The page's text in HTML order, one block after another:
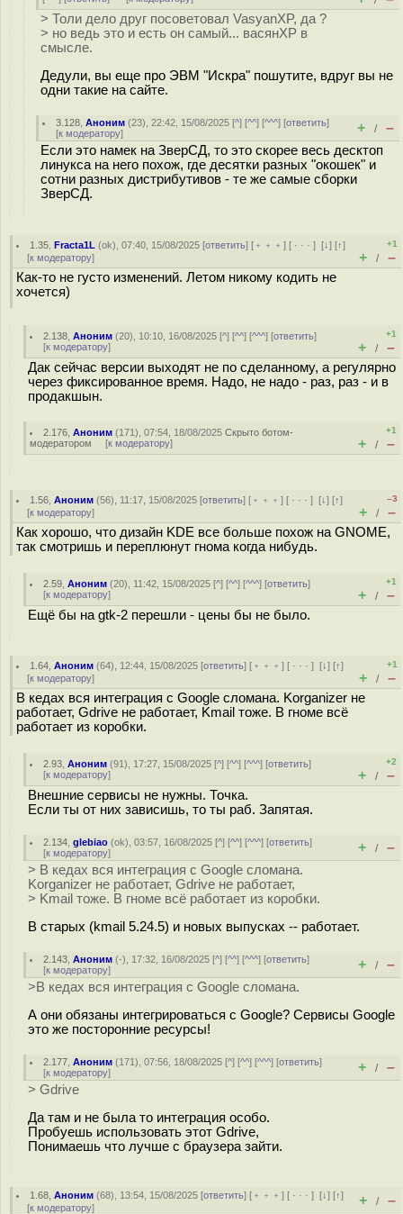
> Толи дело друг посоветовал VasyanXP, да ?
> но ведь это и есть он самый... васянXP в
смысле.
Дедули, вы еще про ЭВМ "Искра" пошутите, вдруг вы не
одни такие на сайте.
3.128 ,Аноним (23), 22:42, 15/08/2025 [^] [^^] [^^^] [ответить]
[к модератору] + / –
Если это намек на ЗверСД, то это скорее весь десктоп
линукса на него похож, где десятки разных "окошек" и
сотни разных дистрибутивов - те же самые сборки
ЗверСД.
1.35 ,Fracta1L (ok), 07:40, 15/08/2025 [ответить] [ ﹢﹢﹢] [ · · ·][↓] [↑]
[к модератору]
+1
+ / –
Как-то не густо изменений. Летом никому кодить не
хочется)
2.138 ,Аноним (20), 10:10, 16/08/2025 [^] [^^] [^^^] [ответить]
[к модератору]
+1
+ / –
Дак сейчас версии выходят не по сделанному, а регулярно
через фиксированное время. Надо, не надо - раз, раз - и в
продакшын.
2.176 ,Аноним (171), 07:54, 18/08/2025Скрыто ботом-
модератором [к модератору]
+1
+ / –
1.56 ,Аноним (56), 11:17, 15/08/2025 [ответить] [ ﹢﹢﹢] [ · · ·][↓] [↑]
[к модератору]
–3
+ / –
Как хорошо, что дизайн KDE все больше похож на GNOME,
так смотришь и переплюнут гнома когда нибудь.
2.59 ,Аноним (20), 11:42, 15/08/2025 [^] [^^] [^^^] [ответить]
[к модератору]
+1
+ / –
Ещё бы на gtk-2 перешли - цены бы не было.
1.64 ,Аноним (64), 12:44, 15/08/2025 [ответить] [ ﹢﹢﹢] [ · · ·][↓] [↑]
[к модератору]
+1
+ / –
В кедах вся интеграция с Google сломана. Korganizer не
работает, Gdrive не работает, Kmail тоже. В гноме всё
работает из коробки.
2.93 ,Аноним (91), 17:27, 15/08/2025 [^] [^^] [^^^] [ответить]
[к модератору]
+2
+ / –
Внешние сервисы не нужны. Точка.
Если ты от них зависишь, то ты раб. Запятая.
2.134 ,glebiao (ok), 03:57, 16/08/2025 [^] [^^] [^^^] [ответить]
[к модератору] + / –
> В кедах вся интеграция с Google сломана.
Korganizer не работает, Gdrive не работает,
> Kmail тоже. В гноме всё работает из коробки.
В старых (kmail 5.24.5) и новых выпусках -- работает.
2.143 ,Аноним (-), 17:32, 16/08/2025 [^] [^^] [^^^] [ответить]
[к модератору] + / –
>В кедах вся интеграция с Google сломана.
А они обязаны интегрироваться с Google? Cервисы Google
это же посторонние ресурсы!
2.177 ,Аноним (171), 07:56, 18/08/2025 [^] [^^] [^^^] [ответить]
[к модератору] + / –
> Gdrive
Да там и не была то интеграция особо.
Пробуешь использовать этот Gdrive,
Понимаешь что лучше с браузера зайти.
1.68 ,Аноним (68), 13:54, 15/08/2025 [ответить] [ ﹢﹢﹢] [ · · ·][↓] [↑]
[к модератору] + / –